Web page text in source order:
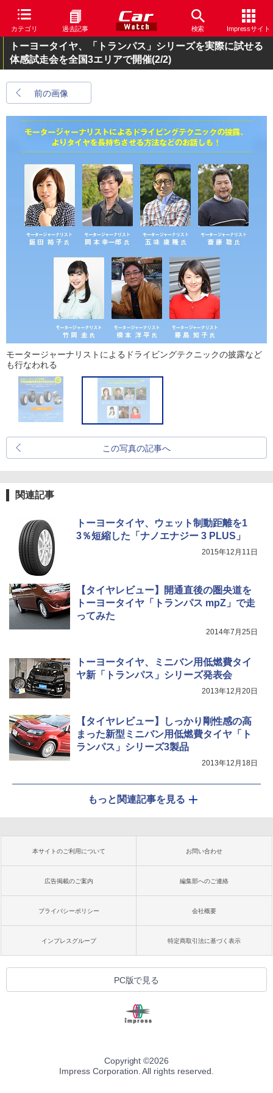
カテゴリ 過去記事 検索 Impressサイト
トーヨータイヤ、「トランパス」シリーズを実際に試せる
体感試走会を全国3エリアで開催(2/2)
前の画像
モータージャーナリストによるドライビングテクニックの披露など
も行なわれる
この写真の記事へ
関連記事
トーヨータイヤ、ウェット制動距離を1
3％短縮した「ナノエナジー 3 PLUS」
2015年12月11日
【タイヤレビュー】開通直後の圏央道を
トーヨータイヤ「トランパス mpZ」で走
ってみた
2014年7月25日
トーヨータイヤ、ミニバン用低燃費タイ
ヤ新「トランパス」シリーズ発表会
2013年12月20日
【タイヤレビュー】しっかり剛性感の高
まった新型ミニバン用低燃費タイヤ「ト
ランパス」シリーズ3製品
2013年12月18日
もっと関連記事を見る
本サイトのご利用について お問い合わせ
広告掲載のご案内 編集部へのご連絡
プライバシーポリシー 会社概要
インプレスグループ 特定商取引法に基づく表示
PC版で見る
Copyright ©2026
Impress Corporation. All rights reserved.